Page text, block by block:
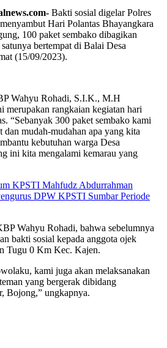
Bakti sosial digelar Polres
Hari Polantas Bhayangkara
100 paket sembako dibagikan
bertempat di Balai Desa
(15/09/2023).
Wahyu Rohadi, S.I.K., M.H
merupakan rangkaian kegiatan hari
“Sebanyak 300 paket sembako kami
dan mudah-mudahan apa yang kita
kebutuhan warga Desa
ini kita mengalami kemarau yang
KPSTI Mahfudz Abdurrahman
DPW KPSTI Sumbar Periode
Wahyu Rohadi, bahwa sebelumnya
bakti sosial kepada anggota ojek
Tugu 0 Km Kec. Kajen.
kami juga akan melaksanakan
yang bergerak dibidang
Bojong,” ungkapnya.